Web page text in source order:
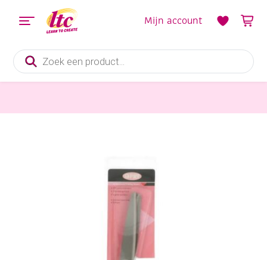
Producten
zoeken
Mijn account